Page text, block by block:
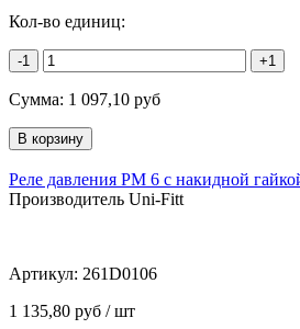
Кол-во единиц:
-1 +1
Сумма: 1 097,10 руб
Реле давления PM 6 с накидной
Производитель Uni-Fitt
Артикул: 261D0106
1 135,80 руб / шт